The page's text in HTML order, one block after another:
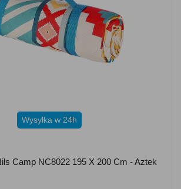
Wysyłka w 24h
Camp NC8022 195 X 200 Cm - Aztek